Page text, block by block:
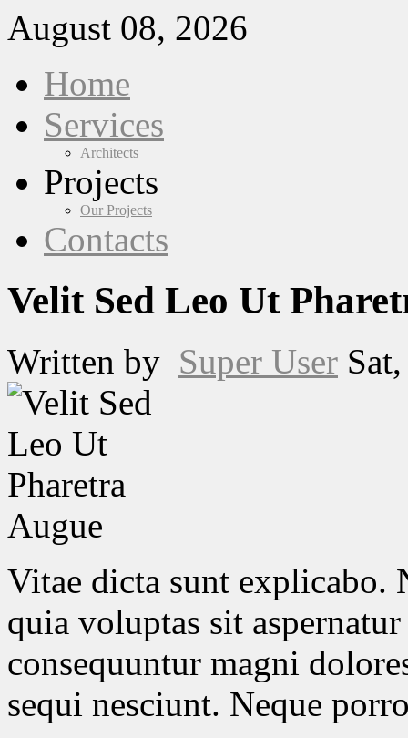
August 08, 2026
Home
Services
Architects
Projects
Our Projects
Contacts
Velit Sed Leo Ut
Written by Super User
Vitae dicta sunt explicabo.
quia voluptas sit
consequuntur magni
sequi nesciunt. Neque